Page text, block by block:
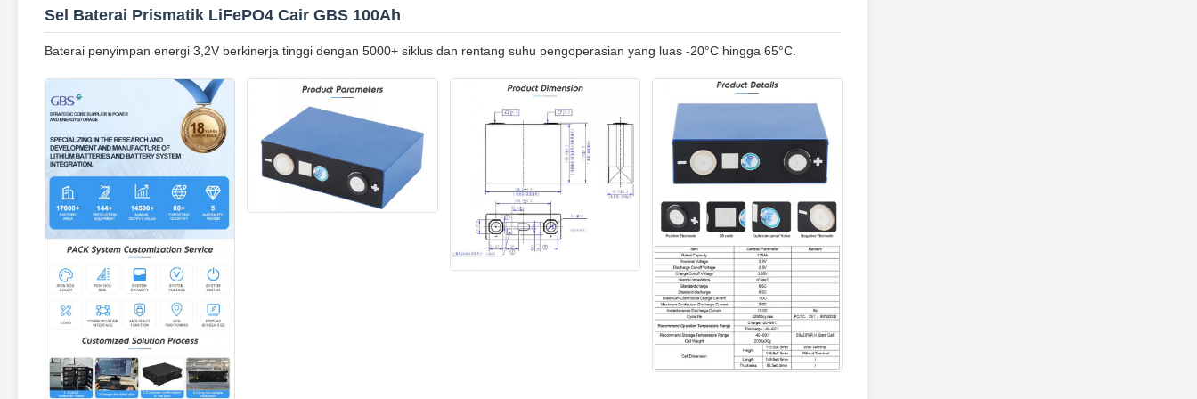
Sel Baterai Prismatik LiFePO4 Cair GBS 100Ah
Baterai penyimpan energi 3,2V berkinerja tinggi dengan 5000+ siklus dan rentang suhu pengoperasian yang luas -20°C hingga 65°C.